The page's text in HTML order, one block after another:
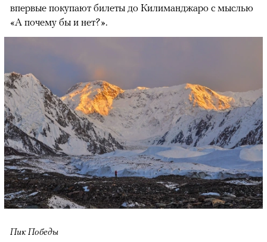
впервые покупают билеты до Килиманджаро с мыслью
«А почему бы и нет?».
Пик Победы